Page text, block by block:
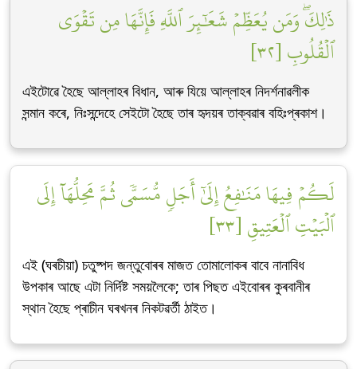
ذَٰلِكَۖ وَمَن يُعَظِّمۡ شَعَٰٓئِرَ ٱللَّهِ فَإِنَّهَا مِن تَقۡوَى
ٱلۡقُلُوبِ [٣٢]
এইটোৱে হৈছে আল্লাহৰ বিধান, আৰু যিয়ে আল্লাহৰ নিদৰ্শনাৱলীক
সন্মান কৰে, নিঃসন্দেহে সেইটো হৈছে তাৰ হৃদয়ৰ তাক্বৱাৰ বহিঃপ্ৰকাশ।
لَكُمۡ فِيهَا مَنَٰفِعُ إِلَىٰٓ أَجَلٖ مُّسَمّٗى ثُمَّ مَحِلُّهَآ إِلَى
ٱلۡبَيۡتِ ٱلۡعَتِيقِ [٣٣]
এই (ঘৰচীয়া) চতুষ্পদ জন্তুবোৰৰ মাজত তোমালোকৰ বাবে নানাবিধ
উপকাৰ আছে এটা নিৰ্দিষ্ট সময়লৈকে; তাৰ পিছত এইবোৰৰ কুৰবানীৰ
স্থান হৈছে প্ৰাচীন ঘৰখনৰ নিকটৱৰ্তী ঠাইত।